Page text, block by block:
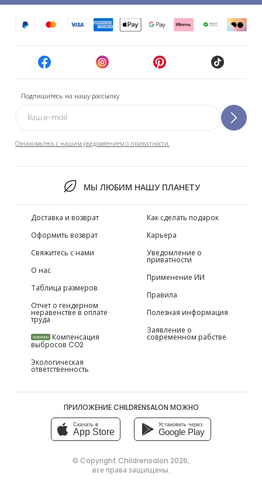
Подпишитесь на нашу рассылку
Ознакомьтесь с нашим уведомлением о приватности.
МЫ ЛЮБИМ НАШУ ПЛАНЕТУ
Доставка и возврат
Оформить возврат
Свяжитесь с нами
О нас
Таблица размеров
Отчет о гендерном
неравенстве в оплате
труда
НОВИНКИ Компенсация
выбросов CO2
Экологическая
ответственность
Как сделать подарок
Карьера
Уведомление о
приватности
Применение ИИ
Правила
Полезная информация
Заявление о
современном рабстве
ПРИЛОЖЕНИЕ CHILDRENSALON МОЖНО
Скачать в
App Store
Установить через
Google Play
© Copyright Childrensalon 2026,
все права защищены.